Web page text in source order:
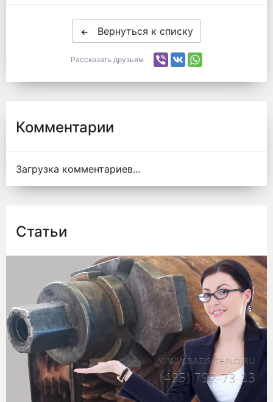
Вернуться к списку
Рассказать друзьям
Комментарии
Загрузка комментариев...
Статьи